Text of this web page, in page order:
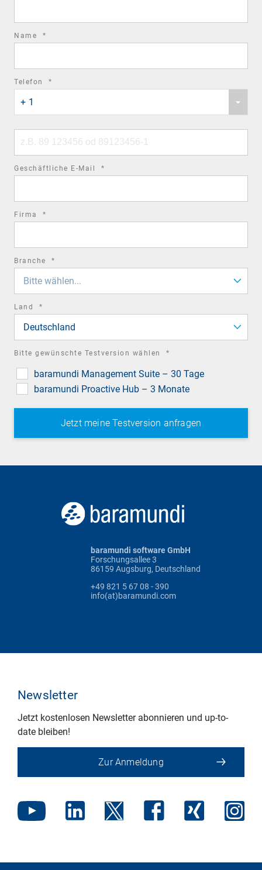
Name *
Telefon *
country
code
+ 1
number
Geschäftliche E-Mail *
Firma *
Branche *
Bitte wählen...
Land *
Deutschland
Bitte gewünschte Testversion wählen *
baramundi Management Suite – 30 Tage
baramundi Proactive Hub – 3 Monate
baramundi software GmbH
Forschungsallee 3
86159 Augsburg, Deutschland
+49 821 5 67 08 - 390
info(at)baramundi.com
Newsletter
Jetzt kostenlosen Newsletter abonnieren und up-to-
date bleiben!
Zur Anmeldung